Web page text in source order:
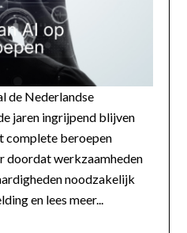
de Nederlandse
jaren ingrijpend blijven
complete beroepen
doordat werkzaamheden
noodzakelijk
en lees meer...